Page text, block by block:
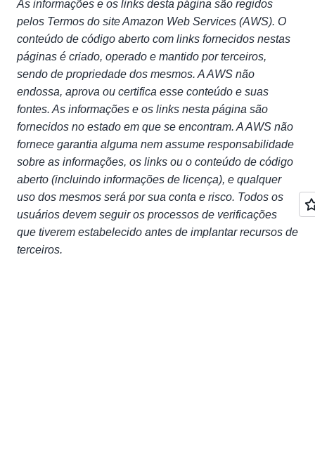
As informações e os links desta página são regidos
pelos Termos do site Amazon Web Services (AWS). O
conteúdo de código aberto com links fornecidos nestas
páginas é criado, operado e mantido por terceiros,
sendo de propriedade dos mesmos. A AWS não
endossa, aprova ou certifica esse conteúdo e suas
fontes. As informações e os links nesta página são
fornecidos no estado em que se encontram. A AWS não
fornece garantia alguma nem assume responsabilidade
sobre as informações, os links ou o conteúdo de código
aberto (incluindo informações de licença), e qualquer
uso dos mesmos será por sua conta e risco. Todos os
usuários devem seguir os processos de verificações
que tiverem estabelecido antes de implantar recursos de
terceiros.